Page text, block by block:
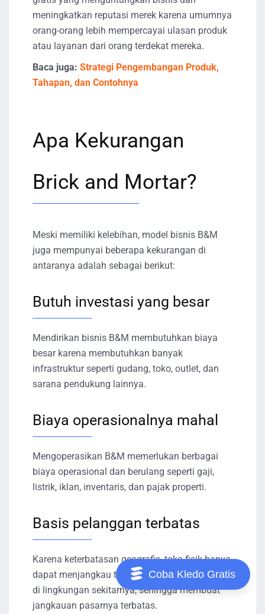
meningkatkan reputasi merek karena umumnya
orang-orang lebih mempercayai ulasan produk
atau layanan dari orang terdekat mereka.
Baca juga: Strategi Pengembangan Produk,
Tahapan, dan Contohnya
Apa Kekurangan
Brick and Mortar?
Meski memiliki kelebihan, model bisnis B&M
juga mempunyai beberapa kekurangan di
antaranya adalah sebagai berikut:
Butuh investasi yang besar
Mendirikan bisnis B&M membutuhkan biaya
besar karena membutuhkan banyak
infrastruktur seperti gudang, toko, outlet, dan
sarana pendukung lainnya.
Biaya operasionalnya mahal
Mengoperasikan B&M memerlukan berbagai
biaya operasional dan berulang seperti gaji,
listrik, iklan, inventaris, dan pajak properti.
Basis pelanggan terbatas
Karena keterbatasan geografis, toko fisik hanya
dapat menjangkau target pelanggan yang ada
di lingkungan sekitarnya, sehingga membuat
jangkauan pasarnya terbatas.
Coba Kledo Gratis